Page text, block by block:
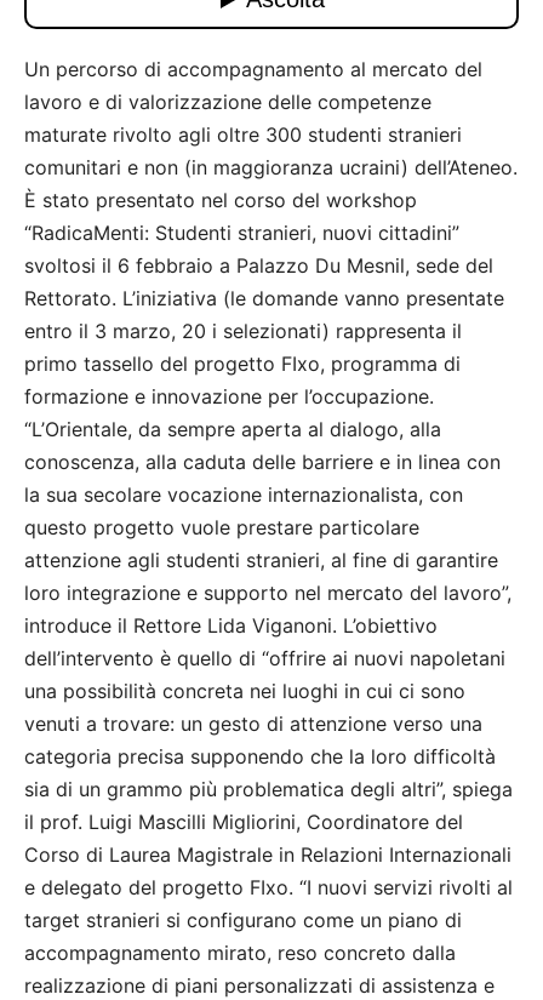
Un percorso di accompagnamento al mercato del
lavoro e di valorizzazione delle competenze
maturate rivolto agli oltre 300 studenti stranieri
comunitari e non (in maggioranza ucraini) dell’Ateneo.
È stato presentato nel corso del workshop
“RadicaMenti: Studenti stranieri, nuovi cittadini”
svoltosi il 6 febbraio a Palazzo Du Mesnil, sede del
Rettorato. L’iniziativa (le domande vanno presentate
entro il 3 marzo, 20 i selezionati) rappresenta il
primo tassello del progetto FIxo, programma di
formazione e innovazione per l’occupazione.
“L’Orientale, da sempre aperta al dialogo, alla
conoscenza, alla caduta delle barriere e in linea con
la sua secolare vocazione internazionalista, con
questo progetto vuole prestare particolare
attenzione agli studenti stranieri, al fine di garantire
loro integrazione e supporto nel mercato del lavoro”,
introduce il Rettore Lida Viganoni. L’obiettivo
dell’intervento è quello di “offrire ai nuovi napoletani
una possibilità concreta nei luoghi in cui ci sono
venuti a trovare: un gesto di attenzione verso una
categoria precisa supponendo che la loro difficoltà
sia di un grammo più problematica degli altri”, spiega
il prof. Luigi Mascilli Migliorini, Coordinatore del
Corso di Laurea Magistrale in Relazioni Internazionali
e delegato del progetto FIxo. “I nuovi servizi rivolti al
target stranieri si configurano come un piano di
accompagnamento mirato, reso concreto dalla
realizzazione di piani personalizzati di assistenza e